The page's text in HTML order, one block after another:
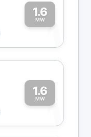
1.6
MW1
1.6
MW1